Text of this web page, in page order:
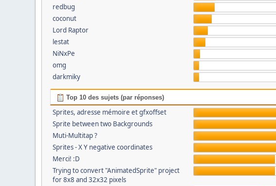
redbug
coconut
Lord Raptor
lestat
NiNxPe
omg
darkmiky
Top 10 des sujets (par réponses)
Sprites, adresse mémoire et gfxoffset
Sprite between two Backgrounds
Muti-Multitap ?
Sprites - X Y negative coordinates
Merci! :D
Trying to convert "AnimatedSprite" project
for 8x8 and 32x32 pixels